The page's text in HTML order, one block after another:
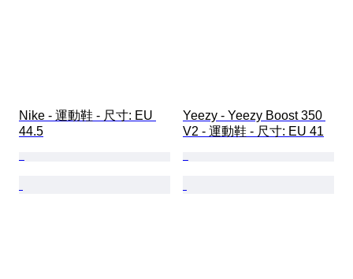
Nike - 運動鞋 - 尺寸: EU
44.5
Yeezy - Yeezy Boost 350
V2 - 運動鞋 - 尺寸: EU 41